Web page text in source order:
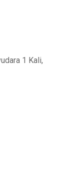
1 Kali,